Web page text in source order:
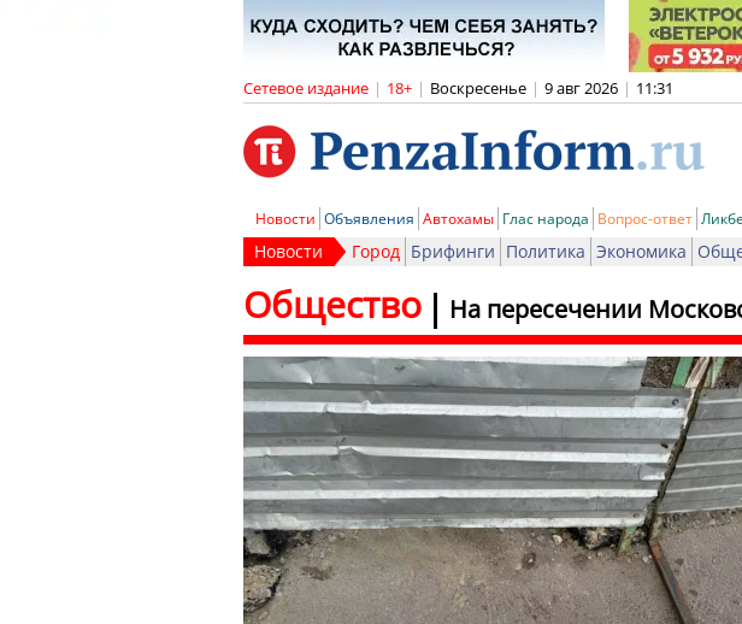
Сетевое издание | 18+ | Воскресенье | 9 авг 2026 | 11:31
Новости Объявления Автохамы Глас народа Вопрос-ответ
Новости Город Брифинги Политика Экономика
На пересечении
Общество